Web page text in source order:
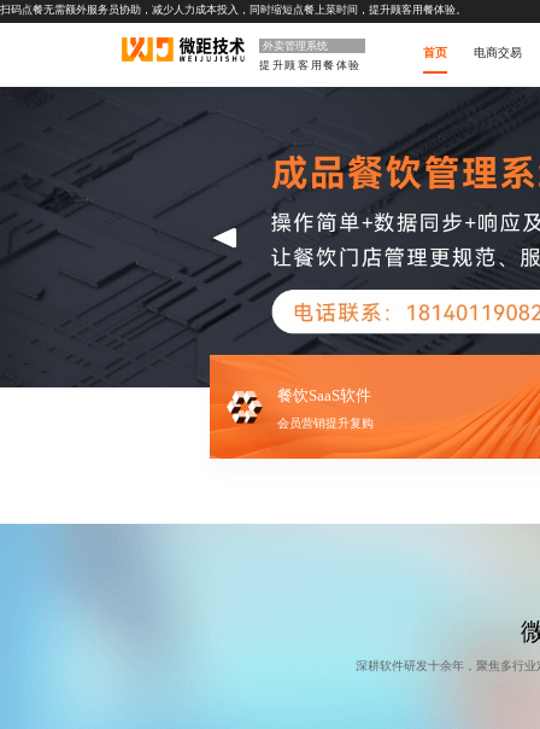
扫码点餐无需额外服务员协助，减少人力成本投入，同时缩短点餐上菜时间，提升顾客用餐体验。
外卖管理系统
提升顾客用餐体验
首页 电商交易
餐饮SaaS软件
会员营销提升复购
深耕软件研发十余年，聚焦多行